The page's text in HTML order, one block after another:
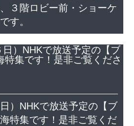
３階ロビー前・ショーケ
す。
）NHKで放送予定の【ブ
特集です！是非ご覧くだ